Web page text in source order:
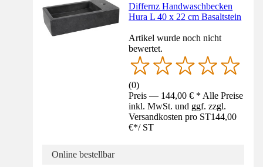
Differnz Handwaschbecken
Hura L 40 x 22 cm Basaltstein
Artikel wurde noch nicht
bewertet.
(0)
Preis — 144,00 € * Alle Preise
inkl. MwSt. und ggf. zzgl.
Versandkosten pro ST144,00
€*/ ST
Online bestellbar